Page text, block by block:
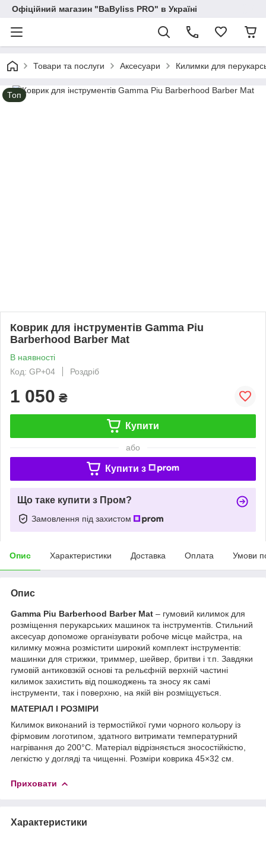
Офіційний магазин "BaByliss PRO" в Україні
Товари та послуги Аксесуари Килимки для
Топ
Коврик для інструментів Gamma Piu
Barberhood Barber Mat
В наявності
Код: GP+04
Роздріб
1 050 ₴
Купити
або
Купити з
Що таке купити з Пром?
Замовлення під захистом
Опис Характеристики Доставка Оплата Умови
Опис
Gamma Piu Barberhood Barber Mat – гумовий килимок для
розміщення перукарських машинок та інструментів. Стильний
аксесуар допоможе організувати робоче місце майстра, на
килимку можна розмістити широкий комплект інструментів:
машинки для стрижки, триммер, шейвер, бритви і т.п. Завдяки
гумовій антиковзкій основі та рельєфній верхній частині
килимок захистить від пошкоджень та зносу як самі
інструменти, так і поверхню, на якій він розміщується.
МАТЕРІАЛ І РОЗМІРИ
Килимок виконаний із термостійкої гуми чорного кольору із
фірмовим логотипом, здатного витримати температурний
нагрівання до 200°C. Матеріал відрізняється зносостійкістю,
легкістю у догляді та чищенні. Розміри коврика 45×32 см.
Приховати
Характеристики